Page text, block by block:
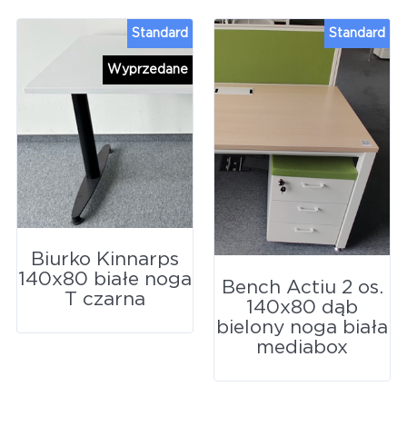
Wyprzedane
Standard
Biurko Kinnarps
140x80 białe noga
T czarna
Standard
Bench Actiu 2 os.
140x80 dąb
bielony noga biała
mediabox